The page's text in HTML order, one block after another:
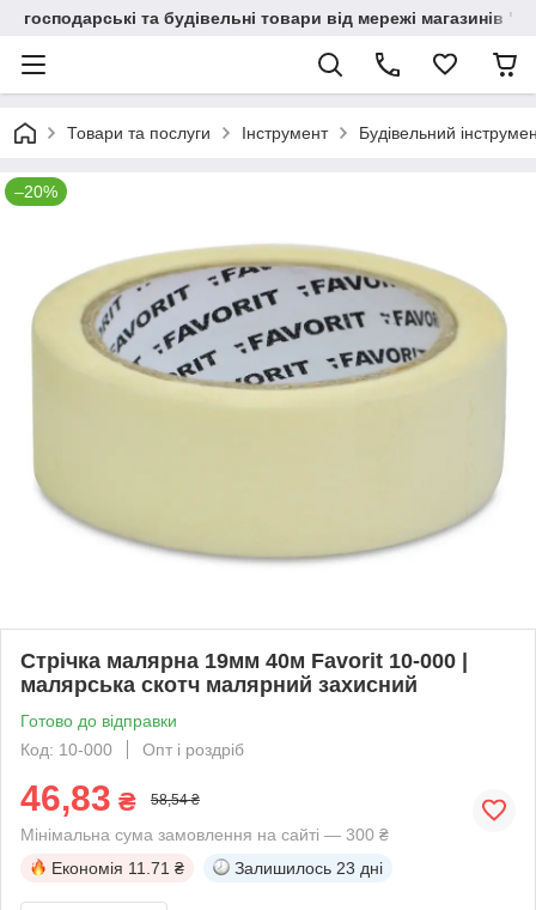
господарські та будівельні товари від мережі магазинів
Товари та послуги Інструмент Будівельний
–20%
Стрічка малярна 19мм 40м Favorit 10-000 |
малярська скотч малярний захисний
Готово до відправки
Код: 10-000
Опт і роздріб
46,83 ₴ 58,54 ₴
Мінімальна сума замовлення на сайті — 300 ₴
Економія 11.71 ₴ Залишилось 23 дні